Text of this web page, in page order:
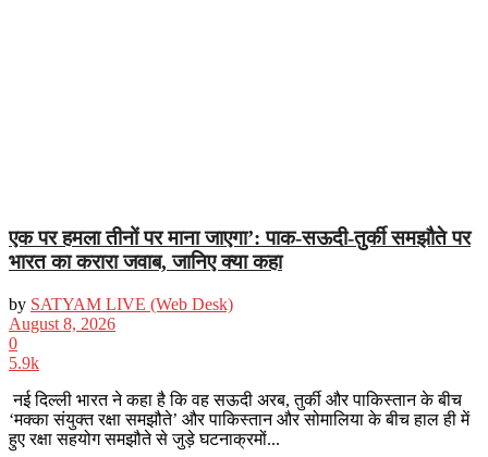
एक पर हमला तीनों पर माना जाएगा’: पाक-सऊदी-तुर्की समझौते पर
भारत का करारा जवाब, जानिए क्या कहा
by SATYAM LIVE (Web Desk)
August 8, 2026
0
5.9k
नई दिल्ली भारत ने कहा है कि वह सऊदी अरब, तुर्की और पाकिस्तान के बीच
‘मक्का संयुक्त रक्षा समझौते’ और पाकिस्तान और सोमालिया के बीच हाल ही में
हुए रक्षा सहयोग समझौते से जुड़े घटनाक्रमों...